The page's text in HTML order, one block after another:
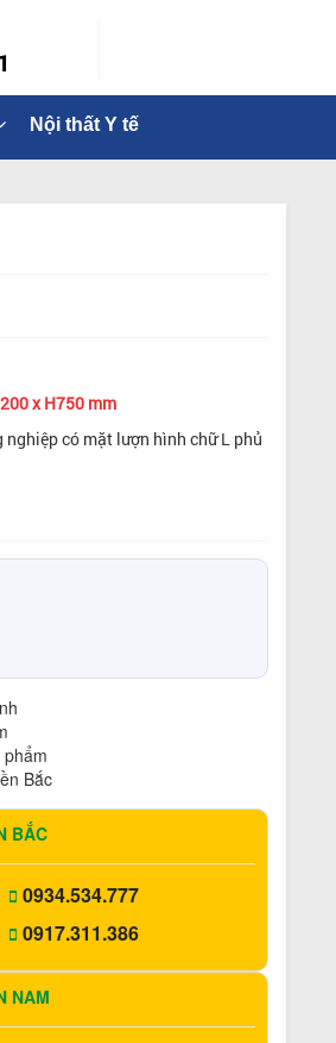
Nội thất Y tế
x H750 mm
nghiệp có mặt lượn hình chữ L phủ
Bắc
BẮC
0934.534.777
0917.311.386
NAM